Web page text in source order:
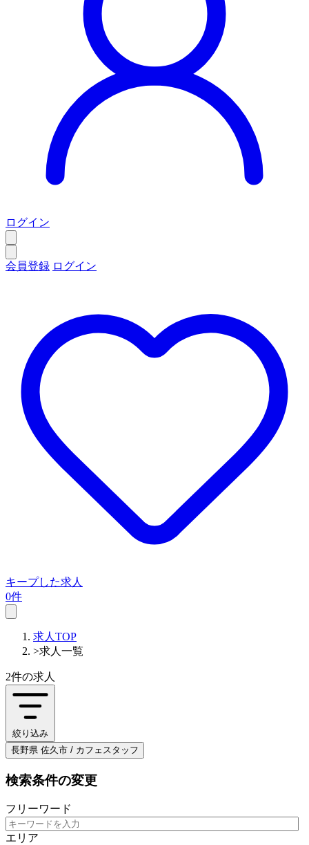
ログイン
会員登録 ログイン
キープした求人
0件
求人TOP
>求人一覧
2件の求人
絞り込み
長野県 佐久市 / カフェスタッフ
検索条件の変更
フリーワード
エリア